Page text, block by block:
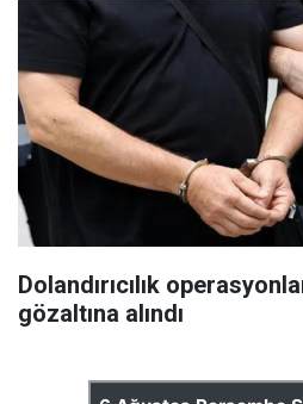
Dolandırıcılık
gözaltına alındı